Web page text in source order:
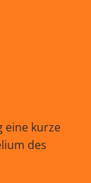
eine kurze
des